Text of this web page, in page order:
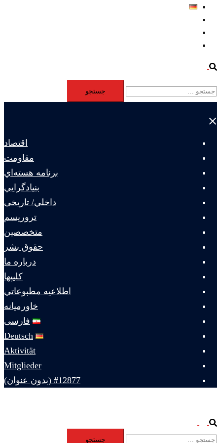
Search
جستجو
برای:
Close
اقتصاد
مقاومت
برنامه هسته‌اي
بنيادگرايي
داخلي/ تاریخی
تروريسم
متخصصين
حقوق بشر
درباره ما
كليپها
اطلاعيه مطبوعاتي
خاورميانه
فارسی
Deutsch
Aktivität
Mitglieder
#12877 (بدون عنوان)
Search
menuجستجو